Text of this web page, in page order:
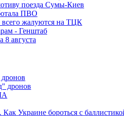
поезда Сумы-Киев
ПВО
всего жалуются на ТЦК
- Генштаб
8 августа
дронов